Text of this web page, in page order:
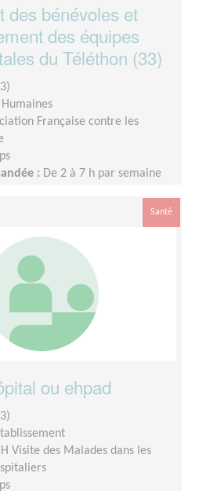
des bénévoles et
des équipes
du Téléthon (33)
Humaines
Française contre les
: De 2 à 7 h par semaine
Santé
ou ehpad
Visite des Malades dans les